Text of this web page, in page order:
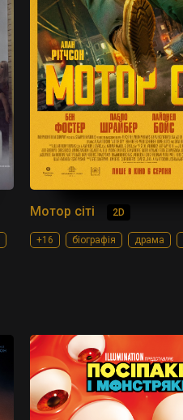
Мотор сіті 2D
+16 біографія драма